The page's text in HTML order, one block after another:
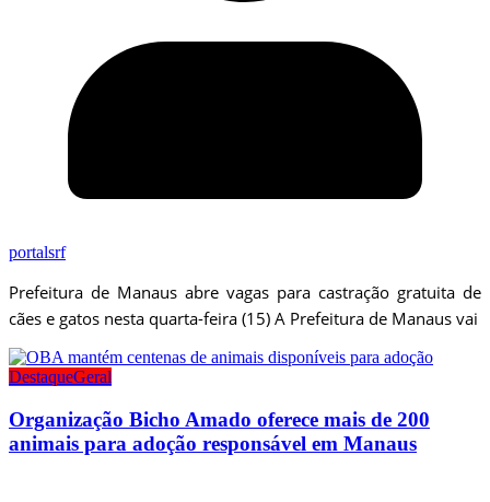
portalsrf
Prefeitura de Manaus abre vagas para castração gratuita de
cães e gatos nesta quarta-feira (15) A Prefeitura de Manaus vai
DestaqueGeral
Organização Bicho Amado oferece mais de 200
animais para adoção responsável em Manaus